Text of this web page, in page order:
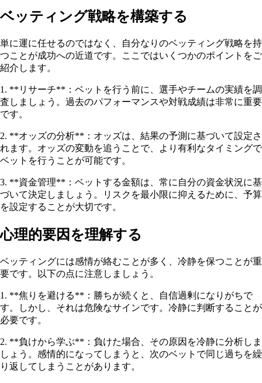
ベッティング戦略を構築する
単に運に任せるのではなく、自分なりのベッティング戦略を持
つことが成功への近道です。ここではいくつかのポイントをご
紹介します。
1. **リサーチ**：ベットを行う前に、選手やチームの実績を調
査しましょう。過去のパフォーマンスや対戦成績は非常に重要
です。
2. **オッズの分析**：オッズは、結果の予測に基づいて設定さ
れます。オッズの変動を追うことで、より有利なタイミングで
ベットを行うことが可能です。
3. **資金管理**：ベットする金額は、常に自分の資金状況に基
づいて決定しましょう。リスクを最小限に抑えるために、予算
を設定することが大切です。
心理的要因を理解する
ベッティングには感情が絡むことが多く、冷静を保つことが重
要です。以下の点に注意しましょう。
1. **焦りを避ける**：勝ちが続くと、自信過剰になりがちで
す。しかし、それは危険なサインです。冷静に判断することが
必要です。
2. **負けから学ぶ**：負けた場合、その原因を冷静に分析しま
しょう。感情的になってしまうと、次のベットで同じ過ちを繰
り返してしまうことがあります。